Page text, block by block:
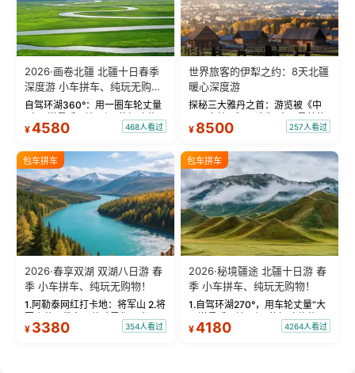
2026·画卷北疆 北疆十日春季
深度游 小车拼车、纯玩无购
物！
自驾环湖360°：用一圈车轮丈量
“大西洋最后一滴眼泪”的极致蔚
蓝。 赛湖旅拍：甄选多款风格服
绝美瞬间。 赛湖坦克300跟车视
频：专业摄影师...
¥4580 468人看过
世界旅客的伊犁之约：8天北疆
暖心深度游
探秘三大雅丹之首：游览被《中
国国家地理》评选为“中国最美的
三大雅丹”第一名的克拉玛依魔鬼
瓦人最大村落——禾木村，欣赏
晨雾与小木...
¥ 8500 257人看过
包车拼车
2026·春享双湖 双湖八日游 春
季 小车拼车、纯玩无购物！
1.阿勒泰网红打卡地：将军山 2.将
军山落日缆车，体验雪都风光 3.
将军山，夕阳派对，蹦迪party 4.
¥ 3380 354人看过
包车拼车
2026·秘境疆途 北疆十日游 春
季 小车拼车、纯玩无购物！
1.自驾环湖270°，用车轮丈量“大
西洋最后一滴眼泪”的极致蔚蓝，
让雪山、花海与深邃湖水在转弯
¥4180 4264人看过